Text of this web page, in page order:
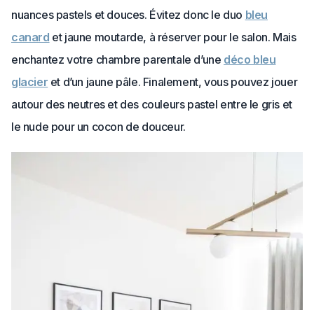
nuances pastels et douces. Évitez donc le duo bleu
canard et jaune moutarde, à réserver pour le salon. Mais
enchantez votre chambre parentale d’une déco bleu
glacier et d’un jaune pâle. Finalement, vous pouvez jouer
autour des neutres et des couleurs pastel entre le gris et
le nude pour un cocon de douceur.